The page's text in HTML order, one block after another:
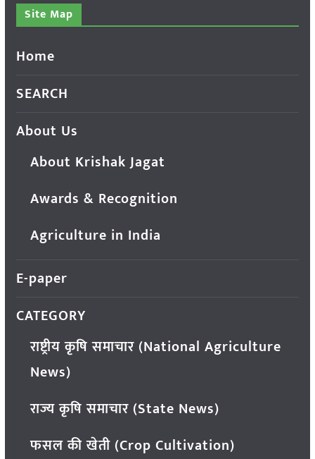
Site Map
Home
SEARCH
About Us
About Krishak Jagat
Awards & Recognition
Agriculture in India
E-paper
CATEGORY
राष्ट्रीय कृषि समाचार (National Agriculture
News)
राज्य कृषि समाचार (State News)
फसल की खेती (Crop Cultivation)